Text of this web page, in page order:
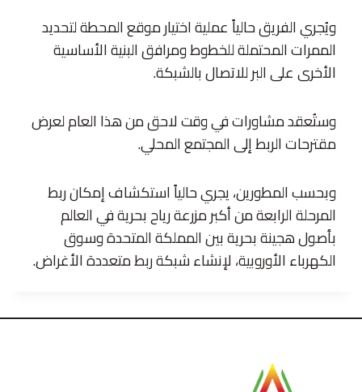
ويُجري الفريق حالياً عملية اختيار موقع المحطة لتحديد
الممرات المحتملة للخطوط ومرافق البنية الأساسية
الأخرى على البر للاتصال بالشبكة.
وستُعقد مشاورات في وقت لاحق من هذا العام لعرض
مقترحات الربط إلى المجتمع المحلي.
وبحسب المطورين، يجري حالياً استكشاف إمكان ربط
المرحلة الرابعة من أكبر مزرعة رياح بحرية في العالم
بأصول هجينة بحرية بين المملكة المتحدة وسوق
الكهرباء الأوروبية، لإنشاء شبكة ربط متعددة الأغراض.